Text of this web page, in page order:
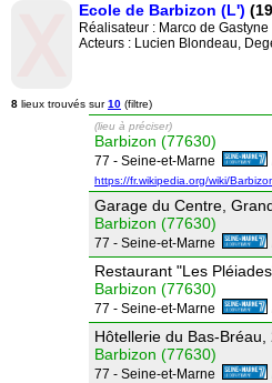
Ecole de Barbizon (L')
Réalisateur : Marco de Gastyne
Acteurs : Lucien Blondeau,
8 lieux trouvés sur10 (filtre)
(lieu à préciser)
Barbizon (77630)
77 - Seine-et-Marne
https://fr.wikipedia.org/wiki/
Garage du Centre,
Barbizon (77630)
77 - Seine-et-Marne
Restaurant "Les
Barbizon (77630)
77 - Seine-et-Marne
Hôtellerie du Bas-
Barbizon (77630)
77 - Seine-et-Marne